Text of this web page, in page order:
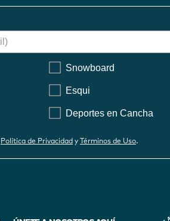
Snowboard
Esqui
Deportes en Cancha
Política de Privacidad y Términos de Uso.